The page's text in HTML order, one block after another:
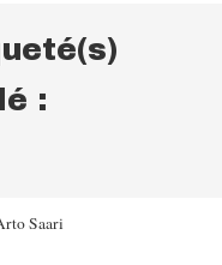
:
Saari